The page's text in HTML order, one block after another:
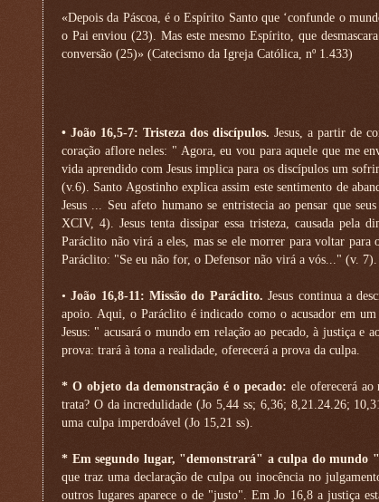
«Depois da Páscoa, é o Espírito Santo que ‘confunde o
o Pai enviou (23). Mas este mesmo Espírito, que
conversão (25)» (Catecismo da Igreja Católica, nº 1.433)
• João 16,5-7: Tristeza dos discípulos. Jesus, a partir de
coração aflore neles: " Agora, eu vou para aquele que me
vida aprendido com Jesus implica para os discípulos um
(v.6). Santo Agostinho explica assim este sentimento de
Jesus ... Seu afeto humano se entristecia ao pensar que
XCIV, 4). Jesus tenta dissipar essa tristeza, causada pela
Paráclito não virá a eles, mas se ele morrer para voltar para
Paráclito: "Se eu não for, o Defensor não virá a vós..." (v. 7).
•João 16,8-11: Missão do Paráclito. Jesus continua a
apoio. Aqui, o Paráclito é indicado como o acusador em
Jesus: " acusará o mundo em relação ao pecado, à justiça
prova: trará à tona a realidade, oferecerá a prova da culpa.
* O objeto da demonstração é o pecado: ele oferecerá ao
trata? O da incredulidade (Jo 5,44 ss; 6,36; 8,21.24.26;
uma culpa imperdoável (Jo 15,21 ss).
* Em segundo lugar, "demonstrará" a culpa do mundo
que traz uma declaração de culpa ou inocência no
outros lugares aparece o de "justo". Em Jo 16,8 a justiça